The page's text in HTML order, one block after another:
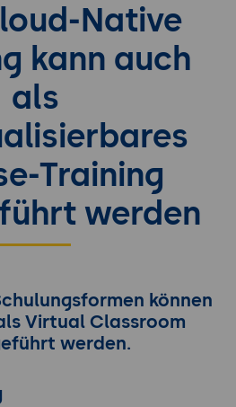
Native
kann auch
als
Training
werden
können
Virtual Classroom
werden.